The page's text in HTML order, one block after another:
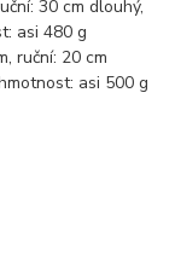
30 cm dlouhý,
asi 480 g
ruční: 20 cm
asi 500 g